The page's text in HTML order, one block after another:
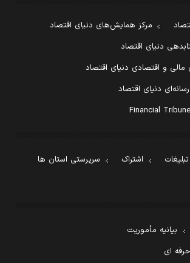
مرکز همایش‌های دنیای اقتصاد
دنیای اقتصاد
و اقتصادی دنیای اقتصاد
دنیای اقتصاد
تبلیغات اشتراک
سرپرستی استان ها
بیانیه مأموریت
ای